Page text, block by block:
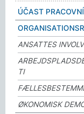
ÚČAST
ANSATTES
TI
ØKONOMISK